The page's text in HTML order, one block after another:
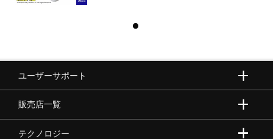
ユーザーサポート
販売店一覧
テクノロジー